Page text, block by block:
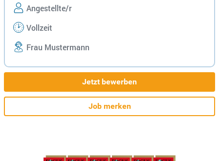
Angestellte/r
Vollzeit
Frau Mustermann
Jetzt bewerben
Job merken